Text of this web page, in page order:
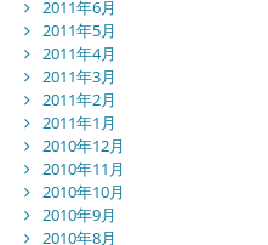
2011年6月
2011年5月
2011年4月
2011年3月
2011年2月
2011年1月
2010年12月
2010年11月
2010年10月
2010年9月
2010年8月